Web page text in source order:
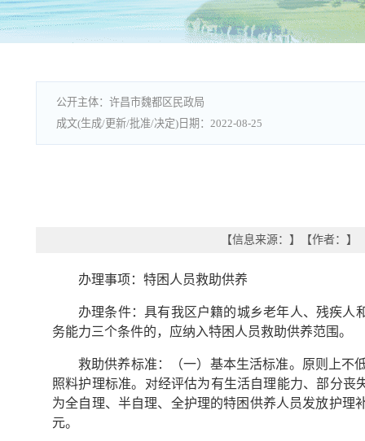
许昌市魏都区民政局
2022-08-25
【信息来源： 】 【作者： 】
办理事项：特困人员救助供养
办理条件：具有我区户籍的城乡老年人、残疾
务能力三个条件的，应纳入特困人员救助供养范围。
救助供养标准：（一）基本生活标准。原则上不
照料护理标准。对经评估为有生活自理能力、部分
为全自理、半自理、全护理的特困供养人员发放护理
元。